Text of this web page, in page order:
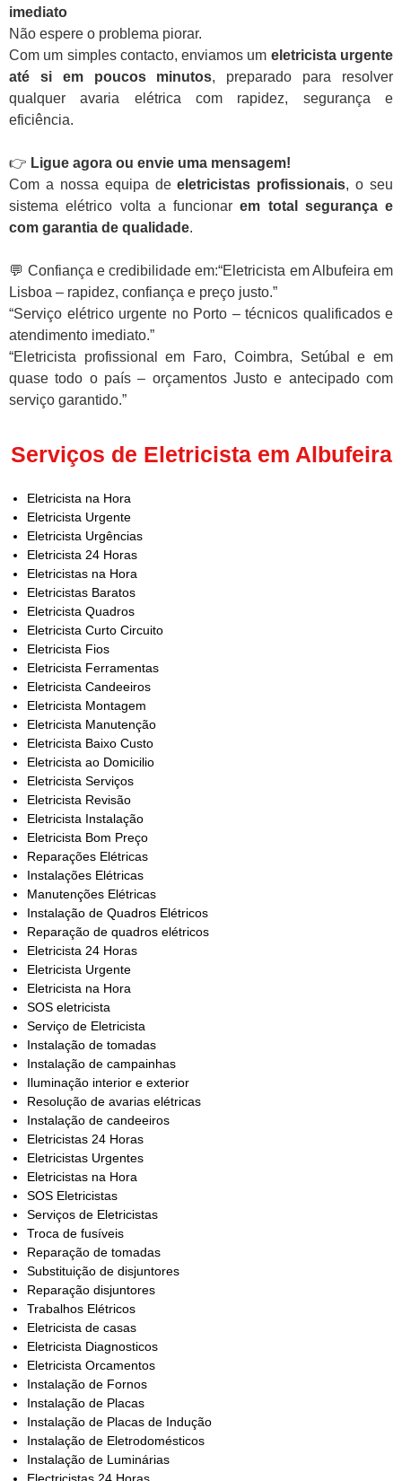
imediato
Não espere o problema piorar.
Com um simples contacto, enviamos um eletricista urgente
até si em poucos minutos, preparado para resolver
qualquer avaria elétrica com rapidez, segurança e
eficiência.
👉 Ligue agora ou envie uma mensagem!
Com a nossa equipa deeletricistas profissionais, o seu
sistema elétrico volta a funcionarem total segurança e
com garantia de qualidade.
💬 Confiança e credibilidade em:“Eletricista em Albufeira em
Lisboa – rapidez, confiança e preço justo.”
“Serviço elétrico urgente no Porto – técnicos qualificados e
atendimento imediato.”
“Eletricista profissional em Faro, Coimbra, Setúbal e em
quase todo o país – orçamentos Justo e antecipado com
serviço garantido.”
Serviços de Eletricista em Albufeira
Eletricista na Hora
Eletricista Urgente
Eletricista Urgências
Eletricista 24 Horas
Eletricistas na Hora
Eletricistas Baratos
Eletricista Quadros
Eletricista Curto Circuito
Eletricista Fios
Eletricista Ferramentas
Eletricista Candeeiros
Eletricista Montagem
Eletricista Manutenção
Eletricista Baixo Custo
Eletricista ao Domicilio
Eletricista Serviços
Eletricista Revisão
Eletricista Instalação
Eletricista Bom Preço
Reparações Elétricas
Instalações Elétricas
Manutenções Elétricas
Instalação de Quadros Elétricos
Reparação de quadros elétricos
Eletricista 24 Horas
Eletricista Urgente
Eletricista na Hora
SOS eletricista
Serviço de Eletricista
Instalação de tomadas
Instalação de campainhas
Iluminação interior e exterior
Resolução de avarias elétricas
Instalação de candeeiros
Eletricistas 24 Horas
Eletricistas Urgentes
Eletricistas na Hora
SOS Eletricistas
Serviços de Eletricistas
Troca de fusíveis
Reparação de tomadas
Substituição de disjuntores
Reparação disjuntores
Trabalhos Elétricos
Eletricista de casas
Eletricista Diagnosticos
Eletricista Orcamentos
Instalação de Fornos
Instalação de Placas
Instalação de Placas de Indução
Instalação de Eletrodomésticos
Instalação de Luminárias